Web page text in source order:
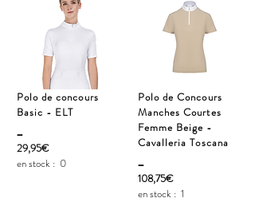
Polo de concours
Basic - ELT
_
29,95€
en stock : 0
Polo de Concours
Manches Courtes
Femme Beige -
Cavalleria Toscana
_
108,75€
en stock : 1